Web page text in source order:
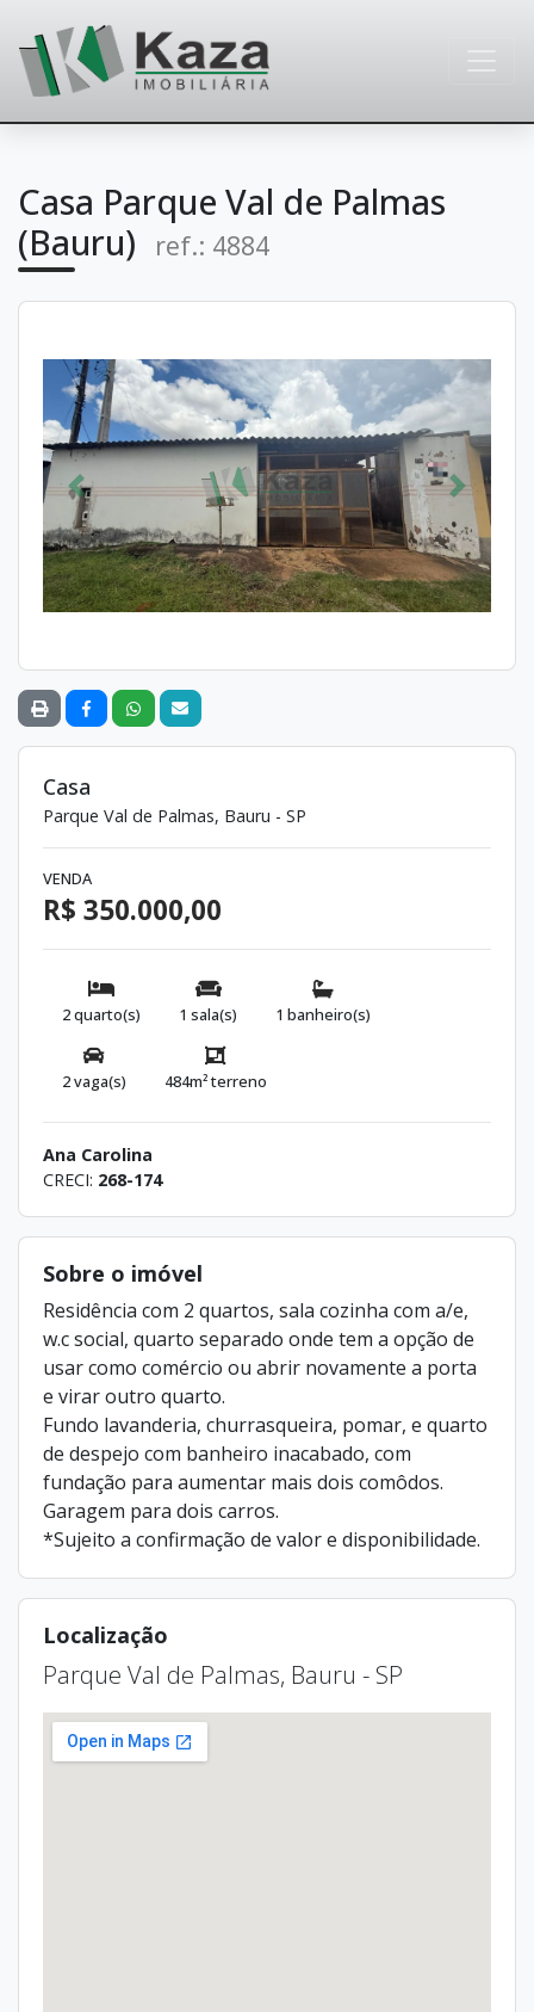
Casa Parque Val de Palmas
(Bauru)
ref.: 4884
Anterior Próximo
Casa
Parque Val de Palmas, Bauru - SP
VENDA
R$ 350.000,00
2 quarto(s) 1 sala(s) 1 banheiro(s)
2 vaga(s) 484m² terreno
Ana Carolina
CRECI: 268-174
Sobre o imóvel
Residência com 2 quartos, sala cozinha com a/e,
w.c social, quarto separado onde tem a opção de
usar como comércio ou abrir novamente a porta
e virar outro quarto.
Fundo lavanderia, churrasqueira, pomar, e quarto
de despejo com banheiro inacabado, com
fundação para aumentar mais dois comôdos.
Garagem para dois carros.
*Sujeito a confirmação de valor e disponibilidade.
Localização
Parque Val de Palmas, Bauru - SP